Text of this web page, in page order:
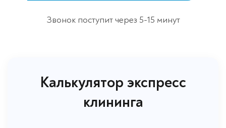
Звонок поступит через 5-15 минут
Калькулятор экспресс
клининга